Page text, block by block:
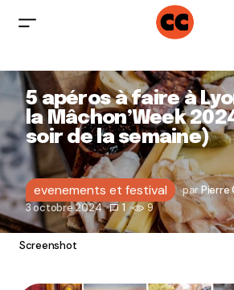
5 apéros à faire à
la Mâchon’Week
soir de la semaine)
evenements et festival parPierre
3 octobre 2024
1 9
Screenshot